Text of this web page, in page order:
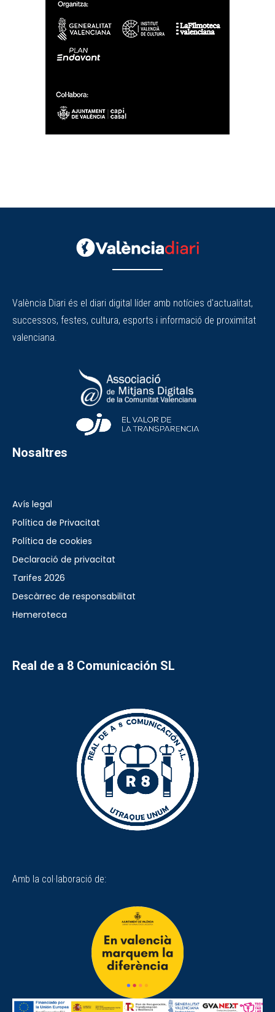
València Diari és el diari digital líder amb notícies d'actualitat,
successos, festes, cultura, esports i informació de proximitat
valenciana.
Nosaltres
Avís legal
Política de Privacitat
Política de cookies
Declaració de privacitat
Tarifes 2026
Descàrrec de responsabilitat
Hemeroteca
Real de a 8 Comunicación SL
Amb la col·laboració de: